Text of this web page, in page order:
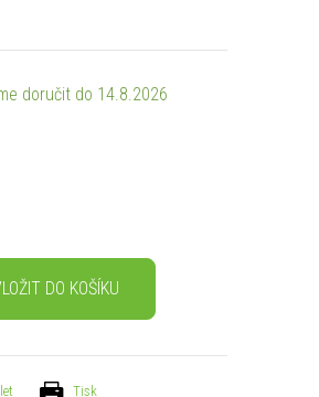
14.8.2026
DO KOŠÍKU
Tisk